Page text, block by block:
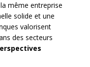
même entreprise
solide et une
valorisent
des secteurs